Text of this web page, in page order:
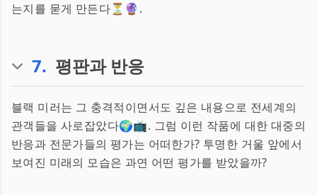
는지를 묻게 만든다⏳🔮.
7. 평판과 반응
블랙 미러는 그 충격적이면서도 깊은 내용으로 전세계의
관객들을 사로잡았다🌍📺. 그럼 이런 작품에 대한 대중의
반응과 전문가들의 평가는 어떠한가? 투명한 거울 앞에서
보여진 미래의 모습은 과연 어떤 평가를 받았을까?